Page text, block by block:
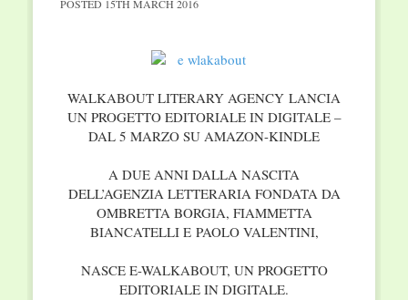
POSTED 15TH MARCH 2016
WALKABOUT LITERARY AGENCY LANCIA
UN PROGETTO EDITORIALE IN DIGITALE –
DAL 5 MARZO SU AMAZON-KINDLE
A DUE ANNI DALLA NASCITA
DELL’AGENZIA LETTERARIA FONDATA DA
OMBRETTA BORGIA, FIAMMETTA
BIANCATELLI E PAOLO VALENTINI,
NASCE E-WALKABOUT, UN PROGETTO
EDITORIALE IN DIGITALE.